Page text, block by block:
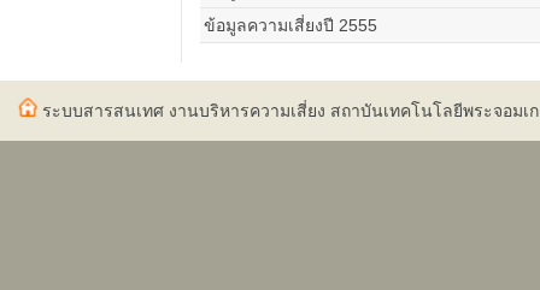
ข้อมูลความเสี่ยงปี 2555
ระบบสารสนเทศ งานบริหารความเสี่ยง สถาบันเทคโนโลยีพระจอ